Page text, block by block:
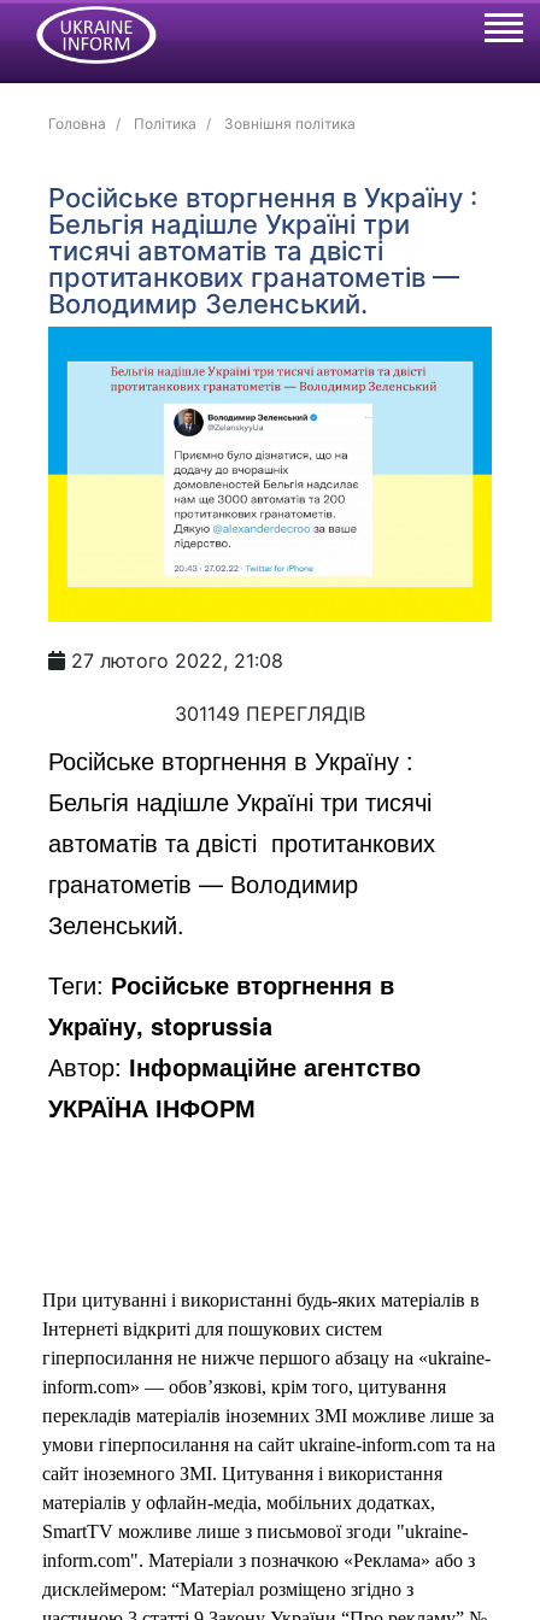
Головна Політика Зовнішня політика
Російське вторгнення в Україну :
Бельгія надішле Україні три
тисячі автоматів та двісті
протитанкових гранатометів —
Володимир Зеленський.
27 лютого 2022, 21:08
301149 ПЕРЕГЛЯДІВ
Російське вторгнення в Україну :
Бельгія надішле Україні три тисячі
автоматів та двісті протитанкових
гранатометів — Володимир
Зеленський.
Теги: Російське вторгнення в
Україну, stoprussia
Автор: Інформаційне агентство
УКРАЇНА ІНФОРМ
При цитуванні і використанні будь-яких матеріалів в
Інтернеті відкриті для пошукових систем
гіперпосилання не нижче першого абзацу на «ukraine-
inform.com» — обов’язкові, крім того, цитування
перекладів матеріалів іноземних ЗМІ можливе лише за
умови гіперпосилання на сайт ukraine-inform.com та на
сайт іноземного ЗМІ. Цитування і використання
матеріалів у офлайн-медіа, мобільних додатках,
SmartTV можливе лише з письмової згоди "ukraine-
inform.com". Матеріали з позначкою «Реклама» або з
дисклеймером: “Матеріал розміщено згідно з